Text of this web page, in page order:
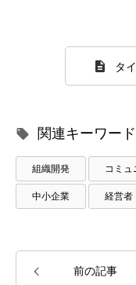
タ
関連キーワード
組織開発 コミュ
中小企業 経営者
前の記事